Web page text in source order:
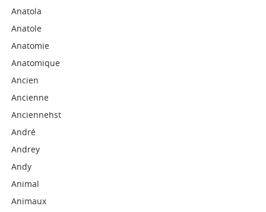
Anatola
Anatole
Anatomie
Anatomique
Ancien
Ancienne
Anciennehst
André
Andrey
Andy
Animal
Animaux